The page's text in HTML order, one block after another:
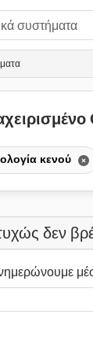
κενού
δεν